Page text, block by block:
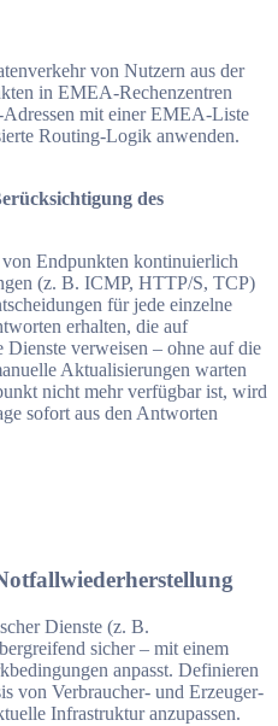
von Nutzern aus der
in EMEA-Rechenzentren
mit einer EMEA-Liste
Routing-Logik anwenden.
des
Endpunkten kontinuierlich
(z. B. ICMP, HTTP/S, TCP)
für jede einzelne
erhalten, die auf
Dienste verweisen – ohne auf die
Aktualisierungen warten
nicht mehr verfügbar ist, wird
sofort aus den Antworten
Dienste (z. B.
sicher – mit einem
anpasst. Definieren
von Verbraucher- und Erzeuger-
Infrastruktur anzupassen.